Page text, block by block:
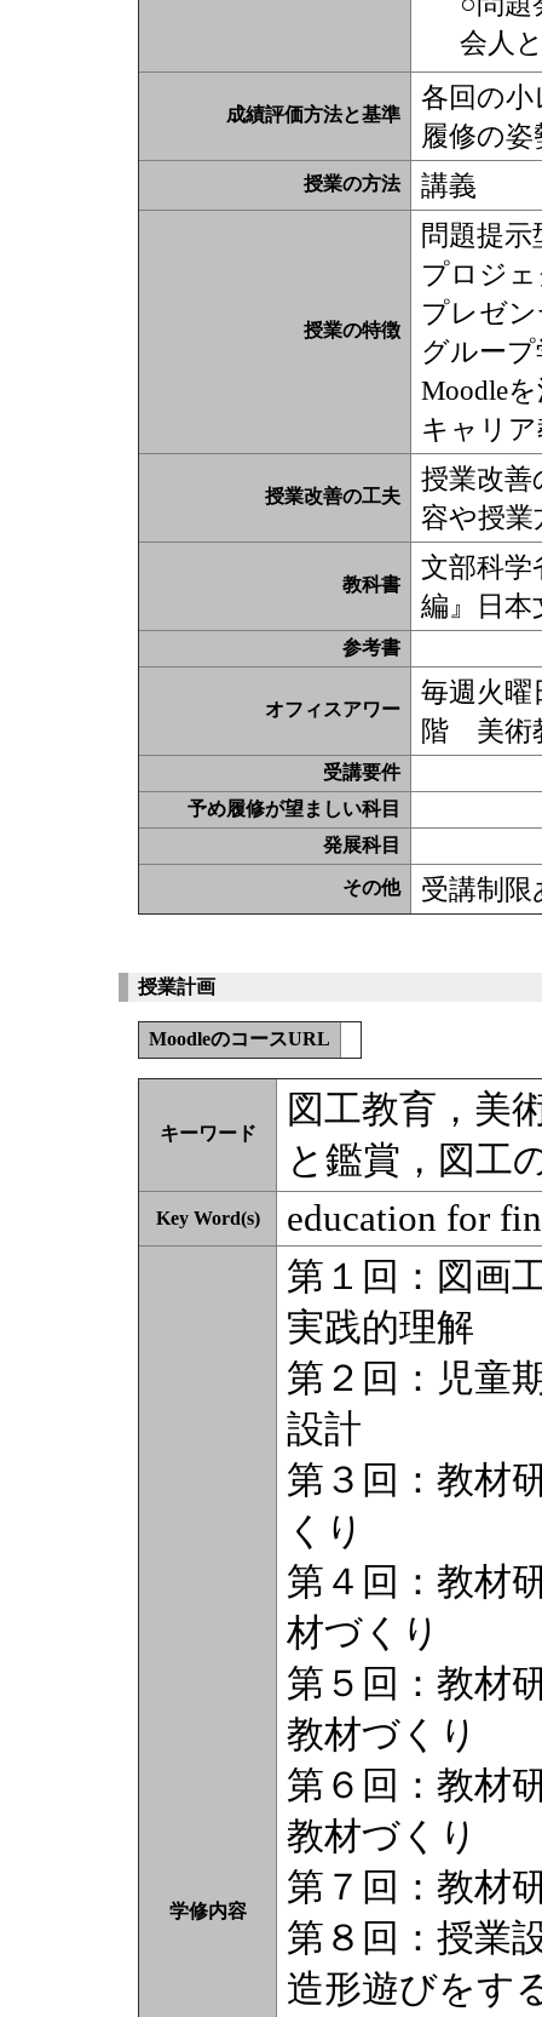
会人
成績評価方法と基準
各回の
履修の
授業の方法 講義
授業の特徴
問題提
プロジ
プレゼ
グルー
Moodle
キャリ
授業改善の工夫
授業改
容や授
教科書
文部科
編』日本
参考書
オフィスアワー
毎週火曜
階 美術
受講要件
予め履修が望ましい科目
発展科目
その他 受講制限
授業計画
MoodleのコースURL
キーワード
図工教育，美
と鑑賞，図工
Key Word(s) education for
学修内容
第１回：図画
実践的理解
第２回：児童
設計
第３回：教材
くり
第４回：教材
材づくり
第５回：教材
教材づくり
第６回：教材
教材づくり
第７回：教材
第８回：授業
造形遊びをす